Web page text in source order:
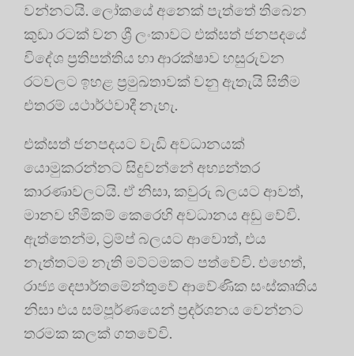
වන්නටයි. ලෝකයේ අනෙක් පැත්තේ තිබෙන
කුඩා රටක් වන ශ්‍රී ලංකාවට එක්සත් ජනපදයේ
විදේශ ප්‍රතිපත්තිය හා ආරක්ෂාව හසුරුවන
රටවලට ඉහළ ප්‍රමුඛතාවක් වනු ඇතැයි සිතීම
එතරම් යථාර්ථවාදී නැහැ.
එක්සත් ජනපදයට වැඩි අවධානයක්
යොමුකරන්නට සිදුවන්නේ අභ්‍යන්තර
කාරණාවලටයි. ඒ නිසා, කවුරු බලයට ආවත්,
මානව හිමිකම් කෙරෙහි අවධානය අඩු වේවි.
ඇත්තෙන්ම, ට්‍රම්ප් බලයට ආවොත්, එය
නැත්තටම නැති මට්ටමකට පත්වේවි. එහෙත්,
රාජ්‍ය දෙපාර්තමේන්තුවේ ආවේණික සංස්කෘතිය
නිසා එය සම්පූර්ණයෙන් ප්‍රදර්ශනය වෙන්නට
තරමක කලක් ගතවේවි.